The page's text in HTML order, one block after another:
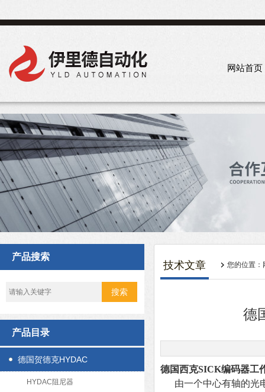
网站首页
产品搜索
产品目录
德国贺德克HYDAC
HYDAC阻尼器
技术文章 您的位置：
德
德国西克SICK编码器工
由一个中心有轴的光